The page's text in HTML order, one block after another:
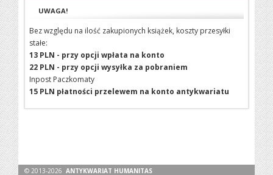
UWAGA!
Bez względu na ilość zakupionych książek, koszty przesyłki
stałe:
13 PLN - przy opcji wpłata na konto
22 PLN - przy opcji wysyłka za pobraniem
Inpost Paczkomaty
15 PLN płatności przelewem na konto antykwariatu
© 2013-2026ANTYKWARIAT HUMANITAS